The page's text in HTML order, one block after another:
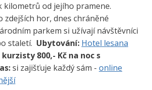
kilometrů od jejího pramene.
zdejších hor, dnes chráněné
parkem si užívají návštěvníci
staletí. Ubytování: Hotel lesana
800,- Kč na noc s
si zajišťuje každý sám - online